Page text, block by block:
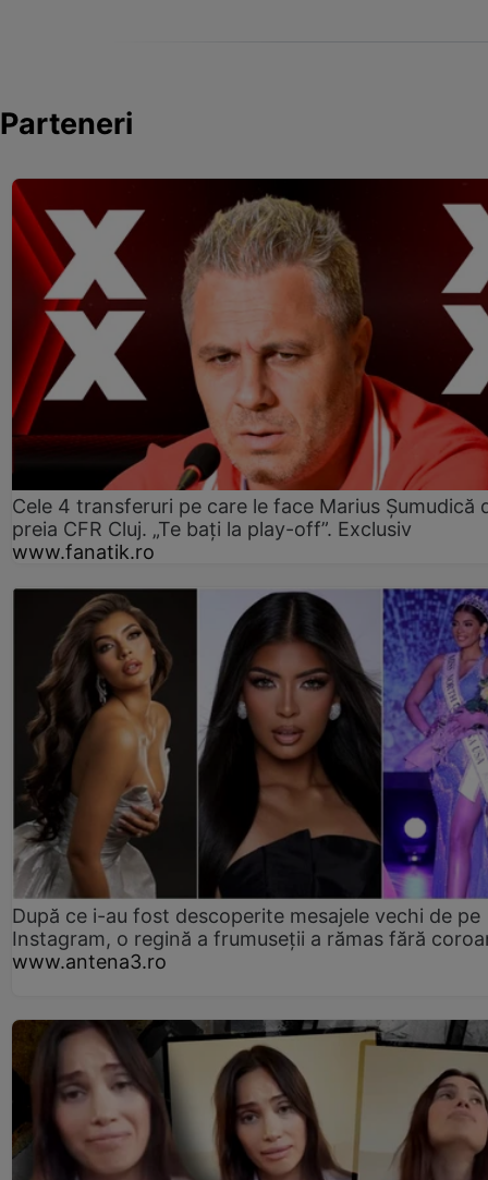
Parteneri
Cele 4 transferuri pe care le face Marius Șumudică
preia CFR Cluj. „Te bați la play-off”. Exclusiv
www.fanatik.ro
După ce i-au fost descoperite mesajele vechi de pe
Instagram, o regină a frumuseții a rămas fără
www.antena3.ro